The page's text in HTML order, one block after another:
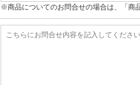
※商品についてのお問合せの場合は、「商